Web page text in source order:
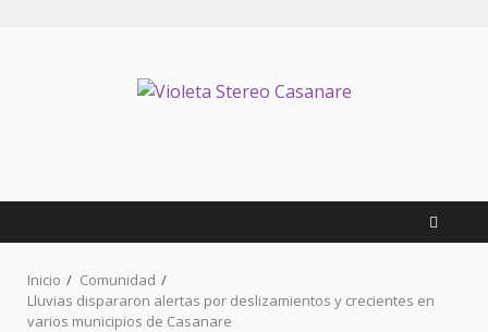
Inicio
Comunidad
Lluvias dispararon alertas por deslizamientos y crecientes en
varios municipios de Casanare